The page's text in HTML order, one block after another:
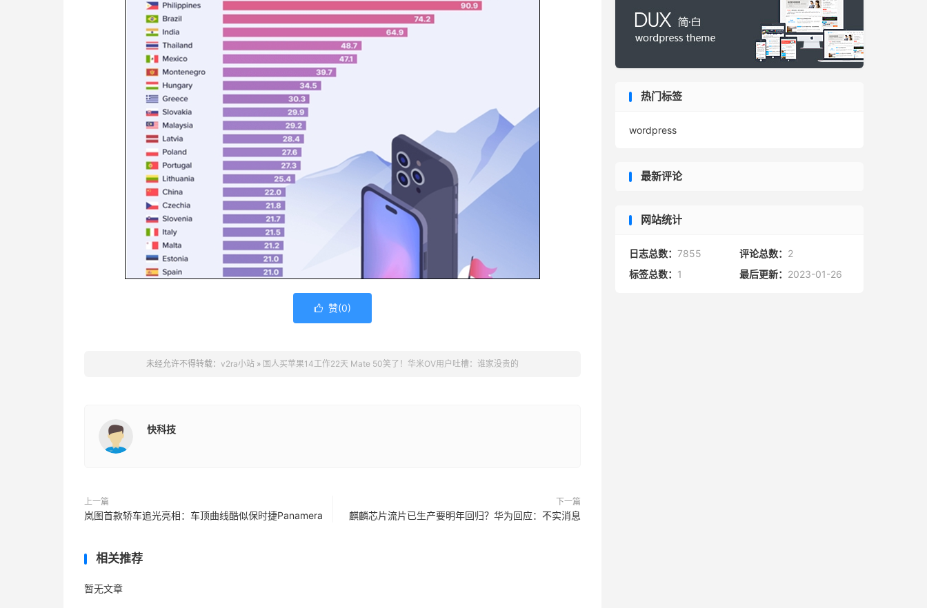
 赞(0)
未经允许不得转载： v2ra小站 » 国人买苹果14工作22天 Mate 50笑了！华米OV用户吐槽：谁家没贵的
快科技
上一篇
岚图首款轿车追光亮相：车顶曲线酷似保时捷Panamera
下一篇
麒麟芯片流片已生产要明年回归？华为回应：不实消息
相关推荐
暂无文章
热门标签
wordpress
最新评论
网站统计
日志总数： 7855 评论总数： 2
标签总数： 1 最后更新： 2023-01-26